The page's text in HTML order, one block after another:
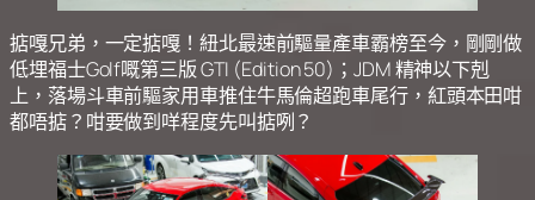
掂嘎兄弟，一定掂嘎！紐北最速前驅量產車霸榜至今，剛剛做
低埋福士Golf嘅第三版 GTI (Edition 50)；JDM 精神以下剋
上，落場斗車前驅家用車推住牛馬倫超跑車尾行，紅頭本田咁
都唔掂？咁要做到咩程度先叫掂咧？